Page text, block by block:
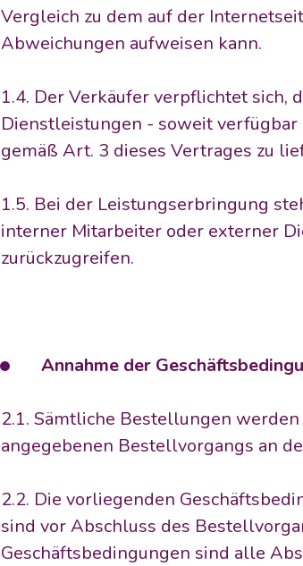
Vergleich zu dem auf der
Abweichungen aufweisen kann.
1.4. Der Verkäufer verpflichtet sich,
Dienstleistungen - soweit
gemäß Art. 3 dieses Vertrages zu
1.5. Bei der Leistungserbringung
interner Mitarbeiter oder externer
zurückzugreifen.
Annahme der
2.1. Sämtliche Bestellungen
angegebenen Bestellvorgangs an
2.2. Die vorliegenden
sind vor Abschluss des
Geschäftsbedingungen sind alle